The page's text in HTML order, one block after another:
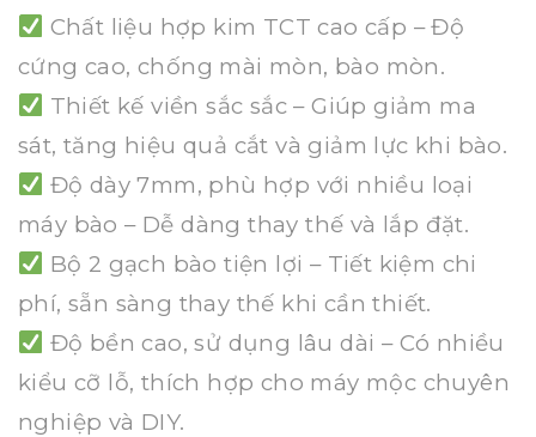
Chất liệu hợp kim TCT cao cấp – Độ
cứng cao, chống mài mòn, bào mòn.
Thiết kế viền sắc sắc – Giúp giảm ma
sát, tăng hiệu quả cắt và giảm lực khi bào.
Độ dày 7mm, phù hợp với nhiều loại
máy bào – Dễ dàng thay thế và lắp đặt.
Bộ 2 gạch bào tiện lợi – Tiết kiệm chi
phí, sẵn sàng thay thế khi cần thiết.
Độ bền cao, sử dụng lâu dài – Có nhiều
kiểu cỡ lỗ, thích hợp cho máy mộc chuyên
nghiệp và DIY.